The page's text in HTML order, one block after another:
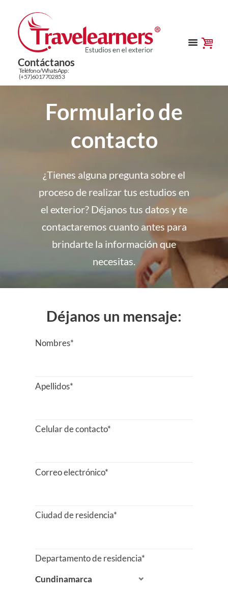
Contáctanos
Teléfono/WhatsApp:
(+57)6017702853
Formulario de
contacto
¿Tienes alguna pregunta sobre el
proceso de realizar tus estudios en
el exterior? Déjanos tus datos y te
contactaremos cuanto antes para
brindarte la información que
necesitas.
Déjanos un mensaje:
Nombres*
Apellidos*
Celular de contacto*
Correo electrónico*
Ciudad de residencia*
Departamento de residencia*